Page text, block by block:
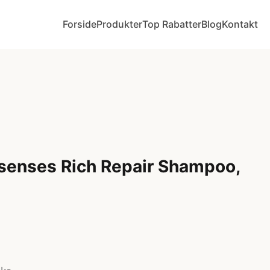
ForsideProdukterTop RabatterBlogKontakt
Rich Repair Shampoo,